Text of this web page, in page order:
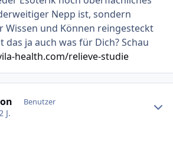
Nepp ist, sondern
Wissen und Können reingesteckt
das ja auch was für Dich? Schau
health.com/relieve-studie
Benutzer
J.